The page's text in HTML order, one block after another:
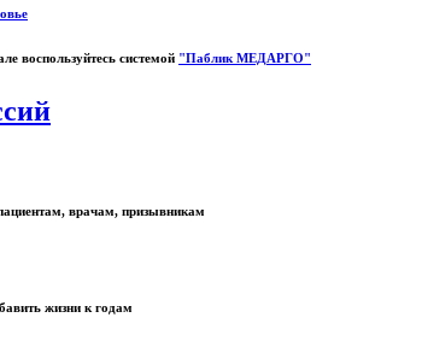
воспользуйтесь системой "Паблик МЕДАРГО"
врачам, призывникам
жизни к годам